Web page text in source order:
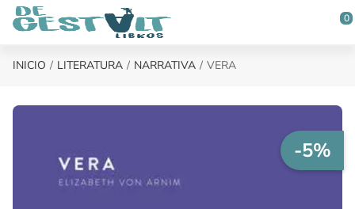
Saltar al contenido principal
0
INICIO LITERATURA NARRATIVA VERA
-5%